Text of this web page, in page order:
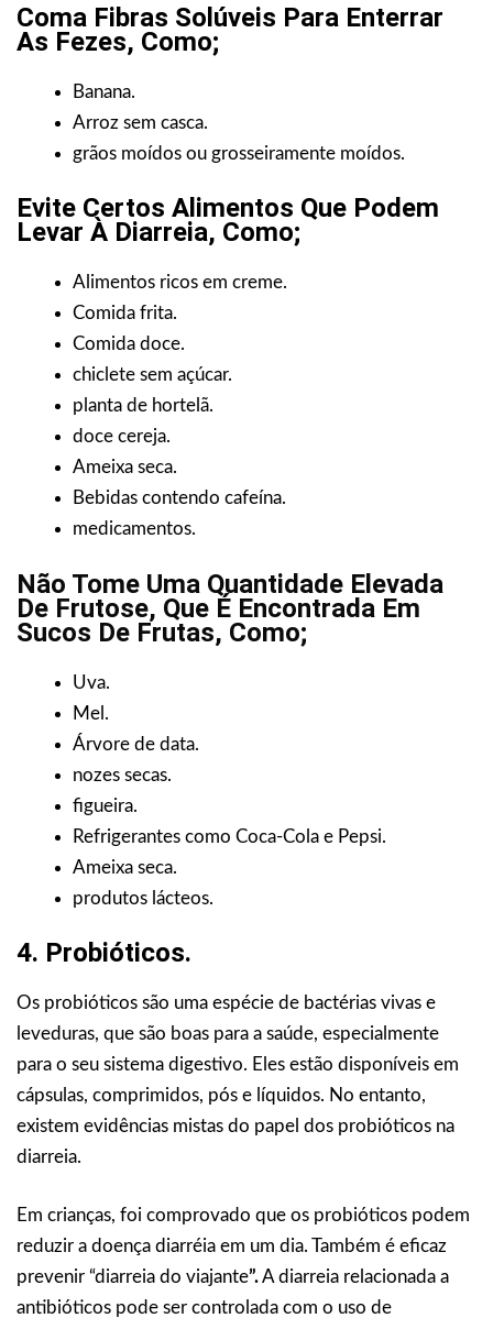
Coma Fibras Solúveis Para Enterrar
As Fezes, Como;
Banana.
Arroz sem casca.
grãos moídos ou grosseiramente moídos.
Evite Certos Alimentos Que Podem
Levar À Diarreia, Como;
Alimentos ricos em creme.
Comida frita.
Comida doce.
chiclete sem açúcar.
planta de hortelã.
doce cereja.
Ameixa seca.
Bebidas contendo cafeína.
medicamentos.
Não Tome Uma Quantidade Elevada
De Frutose, Que É Encontrada Em
Sucos De Frutas, Como;
Uva.
Mel.
Árvore de data.
nozes secas.
figueira.
Refrigerantes como Coca-Cola e Pepsi.
Ameixa seca.
produtos lácteos.
4. Probióticos.
Os probióticos são uma espécie de bactérias vivas e
leveduras, que são boas para a saúde, especialmente
para o seu sistema digestivo. Eles estão disponíveis em
cápsulas, comprimidos, pós e líquidos. No entanto,
existem evidências mistas do papel dos probióticos na
diarreia.
Em crianças, foi comprovado que os probióticos podem
reduzir a doença diarréia em um dia. Também é eficaz
prevenir “diarreia do viajante”.A diarreia relacionada a
antibióticos pode ser controlada com o uso de